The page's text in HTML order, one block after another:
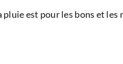
est pour les bons et les